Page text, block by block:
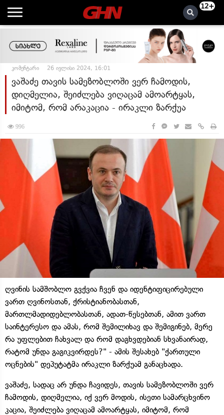
12+
კომენტარი 26 ივლისი 2024, 16:01
ვაშაძე თავის სამეზობლოში ვერ ჩამოდის,
დიღმელია, შეიძლება ვიღაცამ ამოარტყას,
იმიტომ, რომ არაკაცია - ირაკლი ზარქუა
996
ღვინის სამშობლო გვქვია ჩვენ და იდენტიფიცირებული
ვართ ღვინოსთან, ქრისტიანობასთან,
მართლმადიდებლობასთან, ადათ-წესებთან, ამით ვართ
საინტერესო და ამას, რომ შემილიხავ და შემიგინებ, მერე
რა უფლებით ჩახვალ და რომ დაგხვდებიან სხვანაირად,
რატომ უნდა გაგიკვირდეს?" - ამის შესახებ "ქართული
ოცნების" დეპუტატმა ირაკლი ზარქუამ განაცხადა.
ვაშაძე, სადაც არ უნდა ჩავიდეს, თავის სამეზობლოში ვერ
ჩამოდის, დიღმელია, იქ ვერ მოდის, ისეთი სამარცხვინო
კაცია, შეიძლება ვიღაცამ ამოარტყას, იმიტომ, რომ